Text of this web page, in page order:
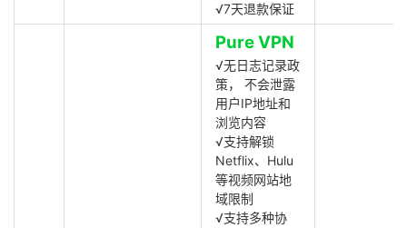
√7天退款保证
Pure VPN
√无日志记录政
策， 不会泄露
用户IP地址和
浏览内容
√支持解锁
Netflix、Hulu
等视频网站地
域限制
√支持多种协